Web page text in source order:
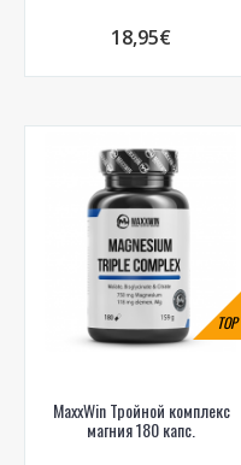
18,95€
TOP
MaxxWin Тройной комплекс
магния 180 капс.